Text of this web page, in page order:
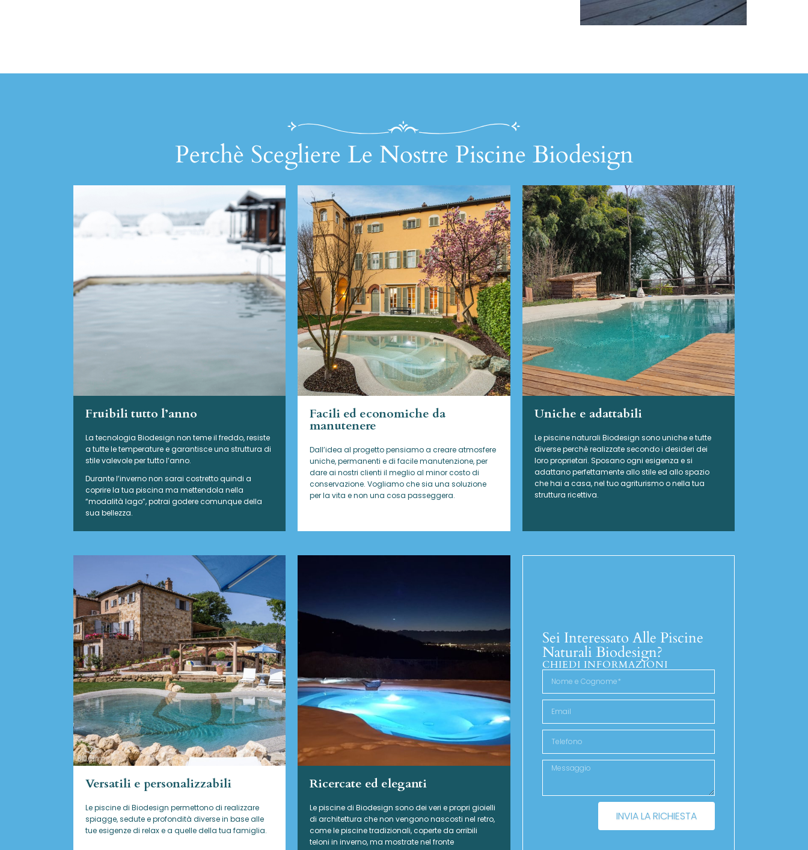
Perchè Scegliere Le Nostre Piscine Biodesign
Fruibili tutto l’anno
La tecnologia Biodesign non teme il freddo, resiste
a tutte le temperature e garantisce una struttura di
stile valevole per tutto l’anno.
Durante l’inverno non sarai costretto quindi a
coprire la tua piscina ma mettendola nella
“modalità lago”, potrai godere comunque della
sua bellezza.
Facili ed economiche da
manutenere
Dall’idea al progetto pensiamo a creare atmosfere
uniche, permanenti e di facile manutenzione, per
dare ai nostri clienti il meglio al minor costo di
conservazione. Vogliamo che sia una soluzione
per la vita e non una cosa passeggera.
Uniche e adattabili
Le piscine naturali Biodesign sono uniche e tutte
diverse perchè realizzate secondo i desideri dei
loro proprietari. Sposano ogni esigenza e si
adattano perfettamente allo stile ed allo spazio
che hai a casa, nel tuo agriturismo o nella tua
struttura ricettiva.
Versatili e personalizzabili
Le piscine di Biodesign permettono di realizzare
spiagge, sedute e profondità diverse in base alle
tue esigenze di relax e a quelle della tua famiglia.
Ricercate ed eleganti
Le piscine di Biodesign sono dei veri e propri gioielli
di architettura che non vengono nascosti nel retro,
come le piscine tradizionali, coperte da orribili
teloni in inverno, ma mostrate nel fronte
Sei Interessato Alle Piscine
Naturali Biodesign?
CHIEDI INFORMAZIONI
INVIA LA RICHIESTA